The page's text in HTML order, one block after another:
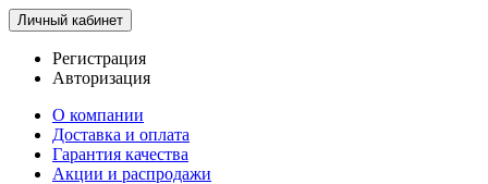
Личный кабинет
Регистрация
Авторизация
О компании
Доставка и оплата
Гарантия качества
Акции и распродажи